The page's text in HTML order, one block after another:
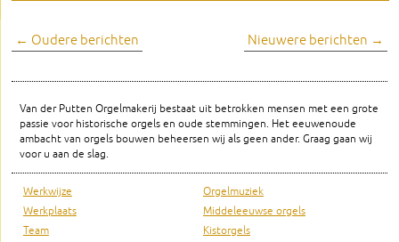
Berichtnavigatie
← Oudere berichten Nieuwere berichten →
Van der Putten Orgelmakerij bestaat uit betrokken mensen met een grote
passie voor historische orgels en oude stemmingen. Het eeuwenoude
ambacht van orgels bouwen beheersen wij als geen ander. Graag gaan wij
voor u aan de slag.
Werkwijze
Werkplaats
Team
Orgelmuziek
Middeleeuwse orgels
Kistorgels